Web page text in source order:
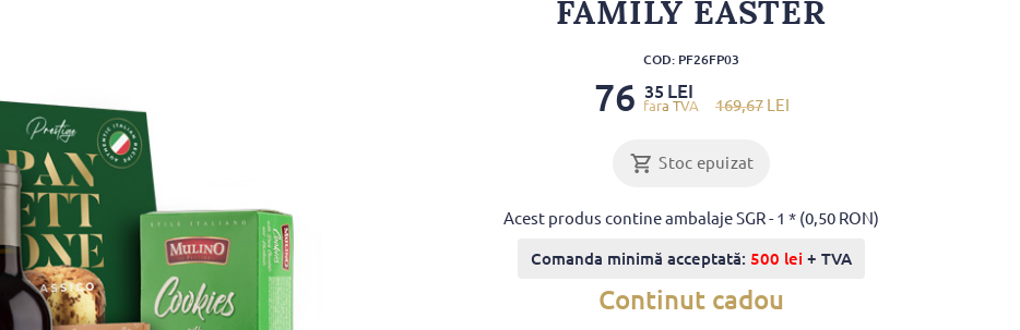
FAMILY EASTER
COD: PF26FP03
169,67 LEI
76 35 LEI
Stoc epuizat
Acest produs contine ambalaje SGR - 1 * (0,50 RON)
Comanda minimă acceptată: 500 lei + TVA
Continut cadou